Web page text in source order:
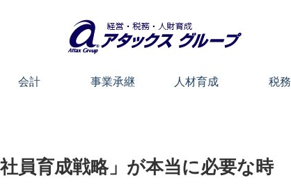
会計 事業承継 人材育成 税務
員育成戦略」が本当に必要な時